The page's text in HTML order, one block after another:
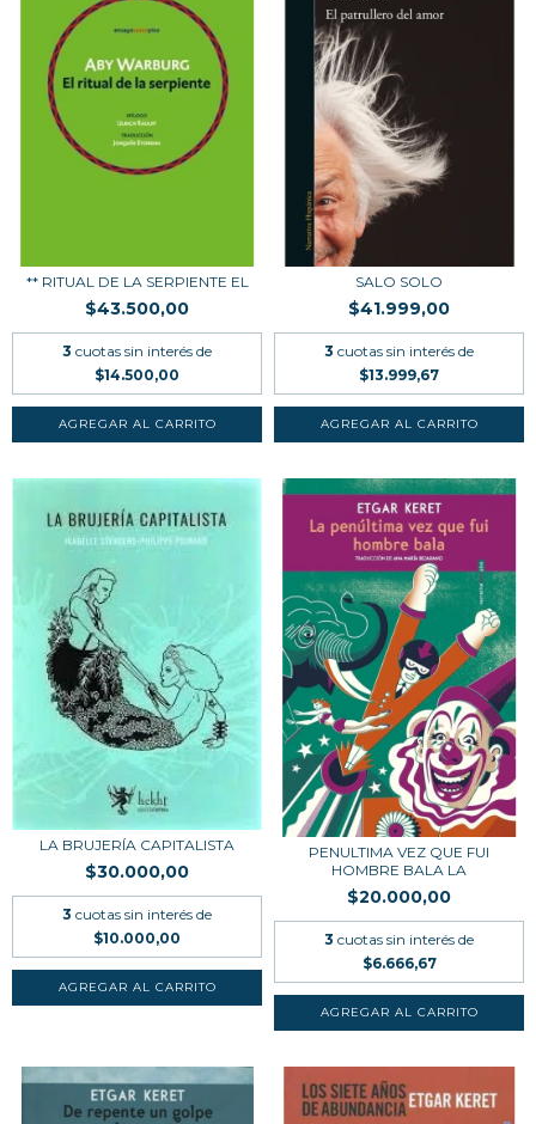
** RITUAL DE LA SERPIENTE EL
$43.500,00
3 cuotas sin interés de
$14.500,00
SALO SOLO
$41.999,00
3 cuotas sin interés de
$13.999,67
LA BRUJERÍA CAPITALISTA
$30.000,00
3 cuotas sin interés de
$10.000,00
PENULTIMA VEZ QUE FUI
HOMBRE BALA LA
$20.000,00
3 cuotas sin interés de
$6.666,67